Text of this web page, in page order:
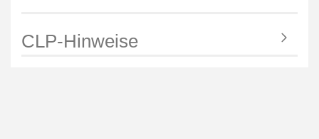
CLP-Hinweise